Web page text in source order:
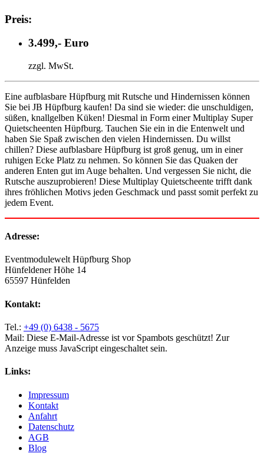
Preis:
3.499,- Euro
zzgl. MwSt.
Eine aufblasbare Hüpfburg mit Rutsche und Hindernissen können
Sie bei JB Hüpfburg kaufen! Da sind sie wieder: die unschuldigen,
süßen, knallgelben Küken! Diesmal in Form einer Multiplay Super
Quietscheenten Hüpfburg. Tauchen Sie ein in die Entenwelt und
haben Sie Spaß zwischen den vielen Hindernissen. Du willst
chillen? Diese aufblasbare Hüpfburg ist groß genug, um in einer
ruhigen Ecke Platz zu nehmen. So können Sie das Quaken der
anderen Enten gut im Auge behalten. Und vergessen Sie nicht, die
Rutsche auszuprobieren! Diese Multiplay Quietscheente trifft dank
ihres fröhlichen Motivs jeden Geschmack und passt somit perfekt zu
jedem Event.
Adresse:
Eventmodulewelt Hüpfburg Shop
Hünfeldener Höhe 14
65597 Hünfelden
Kontakt:
Tel.: +49 (0) 6438 - 5675
Mail: Diese E-Mail-Adresse ist vor Spambots geschützt! Zur
Anzeige muss JavaScript eingeschaltet sein.
Links:
Impressum
Kontakt
Anfahrt
Datenschutz
AGB
Blog